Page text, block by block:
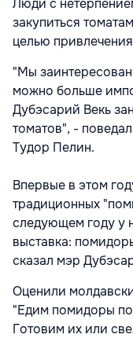
Люди с
закупиться
целью
"Мы
можно больше
Дубэсарий Векь
томатов", -
Тудор Пелин.
Впервые в этом
традиционных
следующем году у
выставка:
сказал мэр
Оценили
"Едим помидоры
Готовим их или